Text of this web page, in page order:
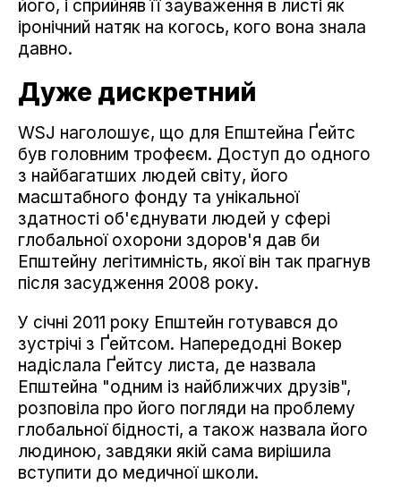
його, і сприйняв її зауваження в листі як
іронічний натяк на когось, кого вона знала
давно.
Дуже дискретний
WSJ наголошує, що для Епштейна Ґейтс
був головним трофеєм. Доступ до одного
з найбагатших людей світу, його
масштабного фонду та унікальної
здатності об'єднувати людей у сфері
глобальної охорони здоров'я дав би
Епштейну легітимність, якої він так прагнув
після засудження 2008 року.
У січні 2011 року Епштейн готувався до
зустрічі з Ґейтсом. Напередодні Вокер
надіслала Ґейтсу листа, де назвала
Епштейна "одним із найближчих друзів",
розповіла про його погляди на проблему
глобальної бідності, а також назвала його
людиною, завдяки якій сама вирішила
вступити до медичної школи.